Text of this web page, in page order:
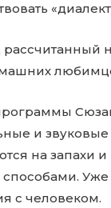
рассчитанный
и
на запахи
Уже
с человеком.